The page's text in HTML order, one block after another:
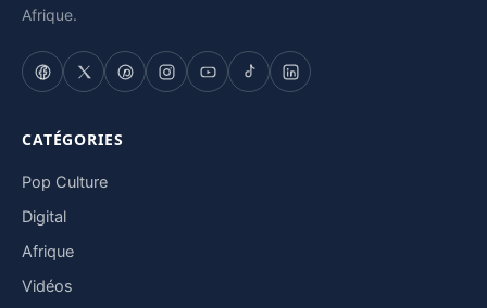
Afrique.
CATÉGORIES
Pop Culture
Digital
Afrique
Vidéos